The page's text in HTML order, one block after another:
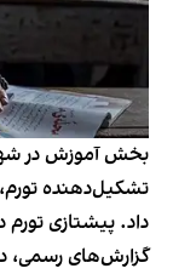
تشکیل‌دهنده
داد. پیشتازی